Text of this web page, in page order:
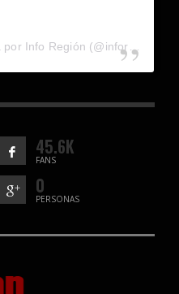
Una publicación compartida por Info Región (@inforegion_redes)
45.6K
FANS
0
PERSONAS